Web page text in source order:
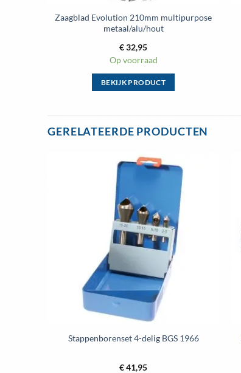
Zaagblad Evolution 210mm multipurpose
metaal/alu/hout
€32,95
Op voorraad
BEKIJK PRODUCT
heeft
Deze
gekozen
worden
op
productpagina
GERELATEERDE PRODUCTEN
Stappenborenset 4-delig BGS 1966
€41,95